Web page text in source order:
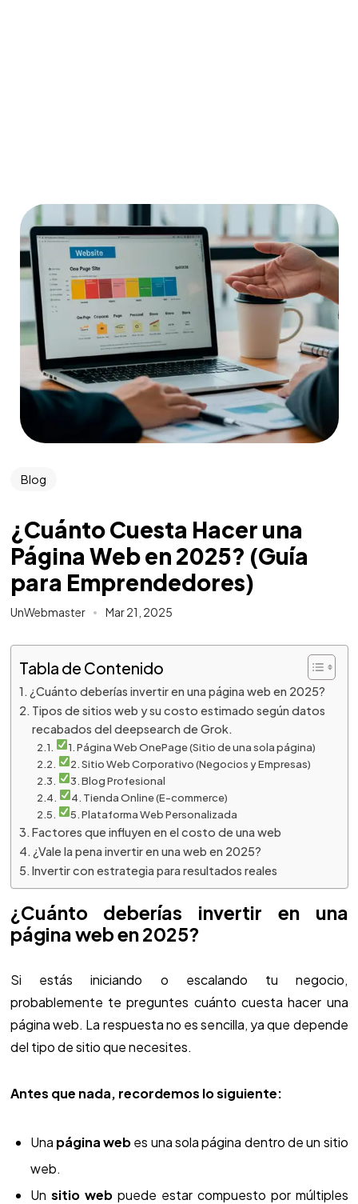
Blog
¿Cuánto Cuesta Hacer una
Página Web en 2025? (Guía
para Emprendedores)
UnWebmaster Mar 21, 2025
Tabla de Contenido
¿Cuánto deberías invertir en una página web en 2025?
Tipos de sitios web y su costo estimado según datos
recabados del deepsearch de Grok.
1. Página Web OnePage (Sitio de una sola página)
2. Sitio Web Corporativo (Negocios y Empresas)
3. Blog Profesional
4. Tienda Online (E-commerce)
5. Plataforma Web Personalizada
Factores que influyen en el costo de una web
¿Vale la pena invertir en una web en 2025?
Invertir con estrategia para resultados reales
¿Cuánto deberías invertir en una
página web en 2025?
Si estás iniciando o escalando tu negocio,
probablemente te preguntes cuánto cuesta hacer una
página web. La respuesta no es sencilla, ya que depende
del tipo de sitio que necesites.
Antes que nada, recordemos lo siguiente:
Una página webes una sola página dentro de un sitio
web.
Un sitio webpuede estar compuesto por múltiples